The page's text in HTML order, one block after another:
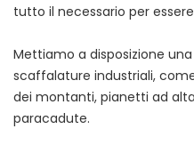
tutto il necessario per
Mettiamo a disposizione
scaffalature industriali,
dei montanti, pianetti ad
paracadute.